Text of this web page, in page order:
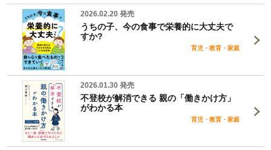
2026.02.20 発売
うちの子、今の食事で栄養的に大丈夫で
すか?
育児・教育・家庭
2026.01.30 発売
不登校が解消できる 親の「働きかけ方」
がわかる本
育児・教育・家庭